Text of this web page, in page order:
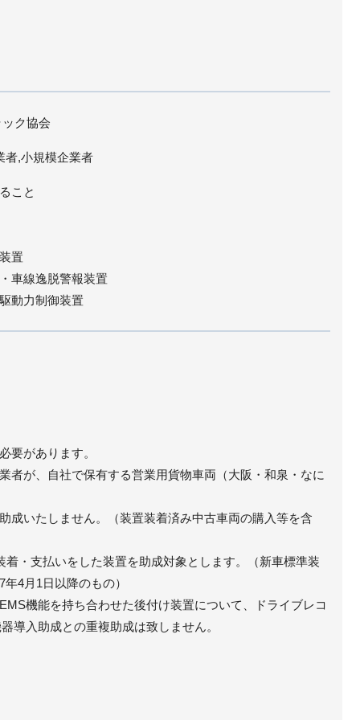
ク協会
者,小規模企業者
こと
置
車線逸脱警報装置
動力制御装置
要があります。
者が、自社で保有する営業用貨物車両（大阪・和泉・なに
成いたしません。（装置装着済み中古車両の購入等を含
着・支払いをした装置を助成対象とします。（新車標準装
4月1日以降のもの）
機能を持ち合わせた後付け装置について、ドライブレコ
導入助成との重複助成は致しません。